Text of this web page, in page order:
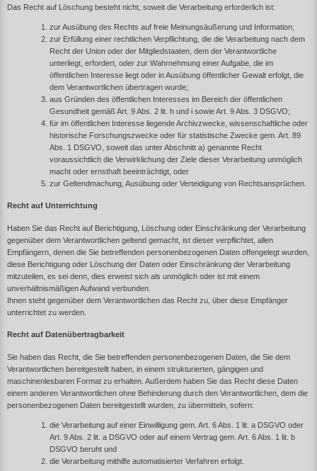
Das Recht auf Löschung besteht nicht, soweit die Verarbeitung erforderlich ist:
zur Ausübung des Rechts auf freie Meinungsäußerung und Information;
zur Erfüllung einer rechtlichen Verpflichtung, die die Verarbeitung nach dem
Recht der Union oder der Mitgliedstaaten, dem der Verantwortliche
unterliegt, erfordert, oder zur Wahrnehmung einer Aufgabe, die im
öffentlichen Interesse liegt oder in Ausübung öffentlicher Gewalt erfolgt, die
dem Verantwortlichen übertragen wurde;
aus Gründen des öffentlichen Interesses im Bereich der öffentlichen
Gesundheit gemäß Art. 9 Abs. 2 lit. h und i sowie Art. 9 Abs. 3 DSGVO;
für im öffentlichen Interesse liegende Archivzwecke, wissenschaftliche oder
historische Forschungszwecke oder für statistische Zwecke gem. Art. 89
Abs. 1 DSGVO, soweit das unter Abschnitt a) genannte Recht
voraussichtlich die Verwirklichung der Ziele dieser Verarbeitung unmöglich
macht oder ernsthaft beeinträchtigt, oder
zur Geltendmachung, Ausübung oder Verteidigung von Rechtsansprüchen.
Recht auf Unterrichtung
Haben Sie das Recht auf Berichtigung, Löschung oder Einschränkung der Verarbeitung
gegenüber dem Verantwortlichen geltend gemacht, ist dieser verpflichtet, allen
Empfängern, denen die Sie betreffenden personenbezogenen Daten offengelegt wurden,
diese Berichtigung oder Löschung der Daten oder Einschränkung der Verarbeitung
mitzuteilen, es sei denn, dies erweist sich als unmöglich oder ist mit einem
unverhältnismäßigen Aufwand verbunden.
Ihnen steht gegenüber dem Verantwortlichen das Recht zu, über diese Empfänger
unterrichtet zu werden.
Recht auf Datenübertragbarkeit
Sie haben das Recht, die Sie betreffenden personenbezogenen Daten, die Sie dem
Verantwortlichen bereitgestellt haben, in einem strukturierten, gängigen und
maschinenlesbaren Format zu erhalten. Außerdem haben Sie das Recht diese Daten
einem anderen Verantwortlichen ohne Behinderung durch den Verantwortlichen, dem die
personenbezogenen Daten bereitgestellt wurden, zu übermitteln, sofern:
die Verarbeitung auf einer Einwilligung gem. Art. 6 Abs. 1 lit. a DSGVO oder
Art. 9 Abs. 2 lit. a DSGVO oder auf einem Vertrag gem. Art. 6 Abs. 1 lit. b
DSGVO beruht und
die Verarbeitung mithilfe automatisierter Verfahren erfolgt.